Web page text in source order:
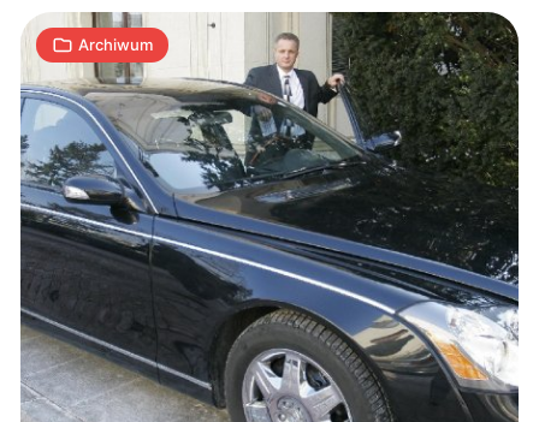
Archiwum
Punkt
zapalny:
Elektroniczna
wojna